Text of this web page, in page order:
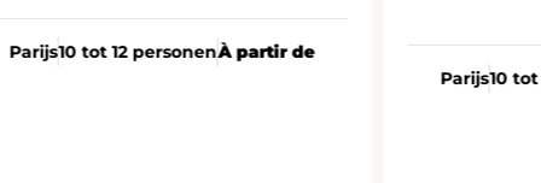
Parijs10 tot 12 personenÀ partir de
Parijs10